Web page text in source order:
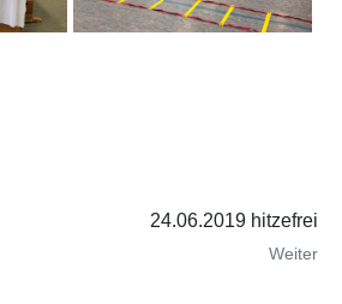
24.06.2019 hitzefrei
Weiter